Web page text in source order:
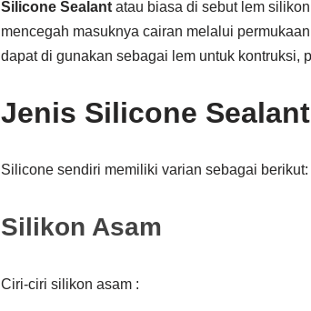
Silicone Sealantatau biasa di sebut lem
mencegah masuknya cairan melalui
dapat di gunakan sebagai lem untuk kontruksi,
Jenis Silicone Sealant
Silicone sendiri memiliki varian sebagai berikut:
Silikon Asam
Ciri-ciri silikon asam :